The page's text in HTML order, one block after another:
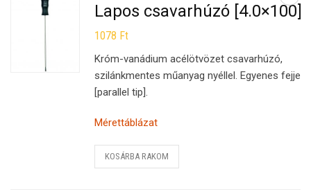
Lapos csavarhúzó [4.0×100]
1078 Ft
Króm-vanádium acélötvözet csavarhúzó,
szilánkmentes műanyag nyéllel. Egyenes fejjel
[parallel tip].
Mérettáblázat
KOSÁRBA RAKOM